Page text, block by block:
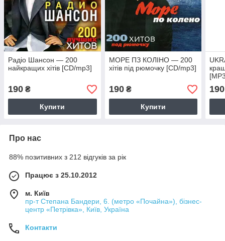
Радіо Шансон — 200
найкращих хітів [CD/mp3]
190 ₴
Купити
МОРЕ ПЗ КОЛІНО — 200
хітів під рюмочку [CD/mp3]
190₴
Купити
190
Про нас
88% позитивних з 212 відгуків за рік
Працює з 25.10.2012
м. Київ
пр-т Степана Бандери, 6. (метро «Почайна»), бізнес-
центр «Петрівка», Київ, Україна
Контакти